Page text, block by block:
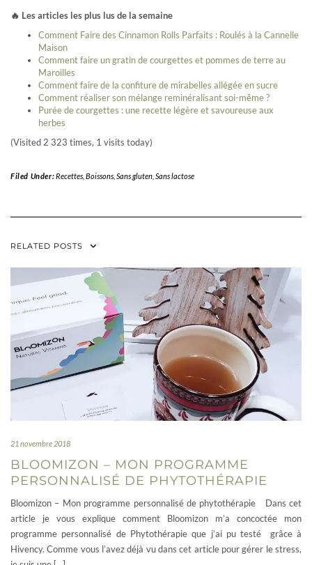
🔥 Les articles les plus lus de la semaine
Comment Faire des Cinnamon Rolls Parfaits : Roulés à la Cannelle
Maison
Comment faire un gratin de courgettes et pommes de terre au
Maroilles
Comment faire de la confiture de mirabelles allégée en sucre
Comment réaliser son mélange reminéralisant soi-même ?
Purée de courgettes : une recette légère et savoureuse aux
herbes
(Visited 2 323 times, 1 visits today)
Filed Under:Recettes, Boissons, Sans gluten, Sans lactose
RELATED POSTS
21 novembre 2018
BLOOMIZON – MON PROGRAMME
PERSONNALISÉ DE PHYTOTHÉRAPIE
Bloomizon – Mon programme personnalisé de phytothérapie Dans cet
article je vous explique comment Bloomizon m’a concoctée mon
programme personnalisé de Phytothérapie que j’ai pu testé grâce à
Hivency. Comme vous l’avez déjà vu dans cet article pour gérer le stress,